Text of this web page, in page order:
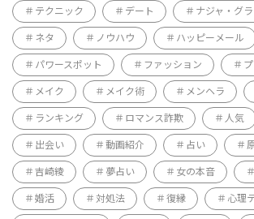
テクニック デート ナジャ・グ
ネタ ノウハウ ハッピーメール
パワースポット ファッション
メイク メイク術 メンヘラ
ランキング ロマンス詐欺 人気
出会い 動画紹介 占い
吉崎綾 夢占い 女の本音
婚活 対処法 復縁 心理